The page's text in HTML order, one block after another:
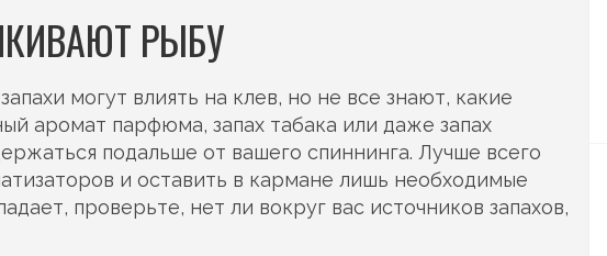
РЫБУ
могут влиять на клев, но не все знают, какие
аромат парфюма, запах табака или даже запах
подальше от вашего спиннинга. Лучше всего
и оставить в кармане лишь необходимые
проверьте, нет ли вокруг вас источников запахов,